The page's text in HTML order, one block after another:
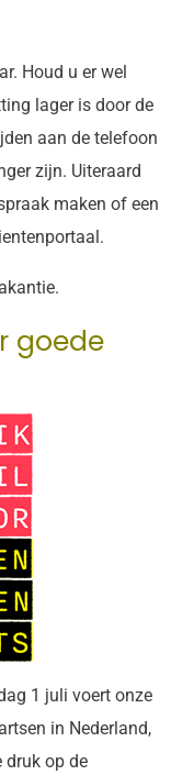
Houd u er wel
lager is door de
aan de telefoon
zijn. Uiteraard
maken of een
goede
1 juli voert onze
in Nederland,
druk op de